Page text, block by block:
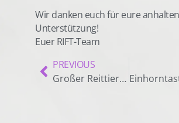
Wir danken euch für eure
Unterstützung!
Euer RIFT-Team
PREVIOUS
Großer Reittier-Ausverkauf!